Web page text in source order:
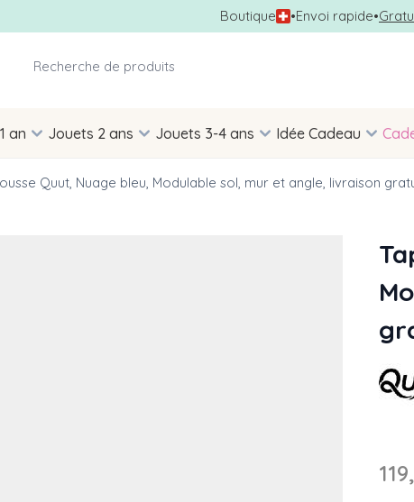
Boutique •Envoi rapide•
an Jouets 2 ans Jouets 3-4 ans Idée Cadeau
Quut, Nuage bleu, Modulable sol, mur et angle, livraison